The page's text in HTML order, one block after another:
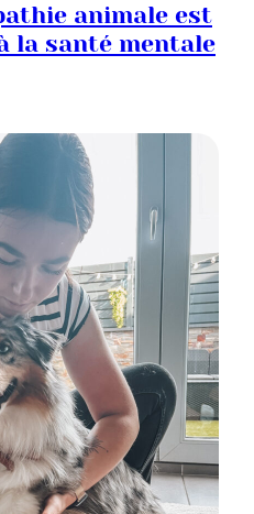
animale est
la santé mentale